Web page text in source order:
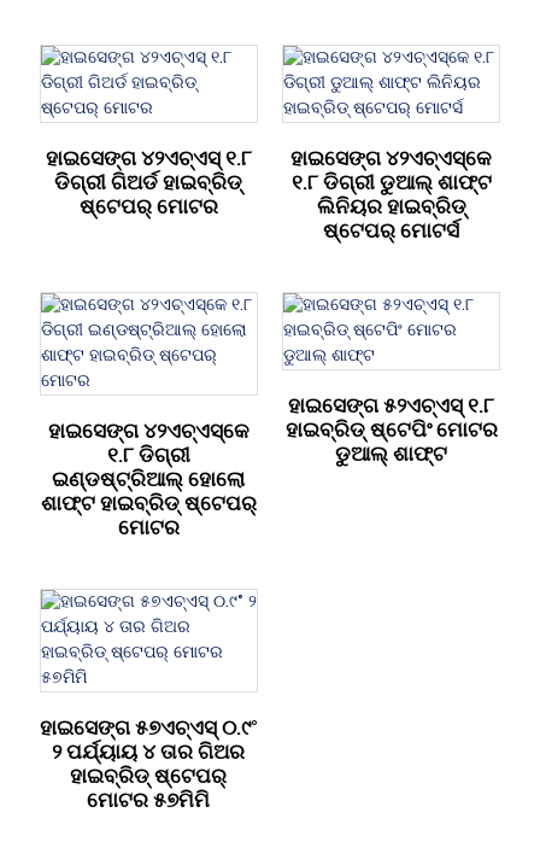
ହାଇସେଙ୍ଗ ୪୨ଏଚ୍ଏସ୍ ୧.୮
ଡିଗ୍ରୀ ଗିଅର୍ଡ ହାଇବ୍ରିଡ୍
ଷ୍ଟେପର୍ ମୋଟର
ହାଇସେଙ୍ଗ ୪୨ଏଚ୍ଏସ୍କେ
୧.୮ ଡିଗ୍ରୀ ଡୁଆଲ୍ ଶାଫ୍ଟ
ଲିନିୟର ହାଇବ୍ରିଡ୍
ଷ୍ଟେପର୍ ମୋଟର୍ସ
ହାଇସେଙ୍ଗ ୪୨ଏଚ୍ଏସ୍କେ
୧.୮ ଡିଗ୍ରୀ
ଇଣ୍ଡଷ୍ଟ୍ରିଆଲ୍ ହୋଲୋ
ଶାଫ୍ଟ ହାଇବ୍ରିଡ୍ ଷ୍ଟେପର୍
ମୋଟର
ହାଇସେଙ୍ଗ ୫୨ଏଚ୍ଏସ୍ ୧.୮
ହାଇବ୍ରିଡ୍ ଷ୍ଟେପିଂ ମୋଟର
ଡୁଆଲ୍ ଶାଫ୍ଟ
ହାଇସେଙ୍ଗ ୫୭ଏଚ୍ଏସ୍ ୦.୯°
୨ ପର୍ଯ୍ୟାୟ ୪ ତାର ଗିଅର
ହାଇବ୍ରିଡ୍ ଷ୍ଟେପର୍
ମୋଟର ୫୭ମିମି